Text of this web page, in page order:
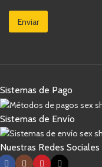
l
c
c
o
*
l
a
e
c
r
ó
n
i
i
l
e
r
f
i
a
Enviar
Sistemas de Pago
Sistemas de Envío
Nuestras Redes Sociales